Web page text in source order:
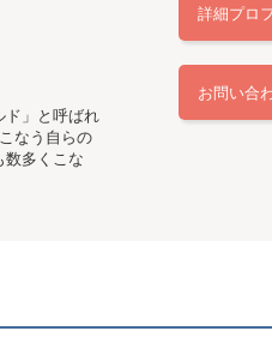
ド」と呼ばれ
なう自らの
多くこな
詳細プロ
お問い合